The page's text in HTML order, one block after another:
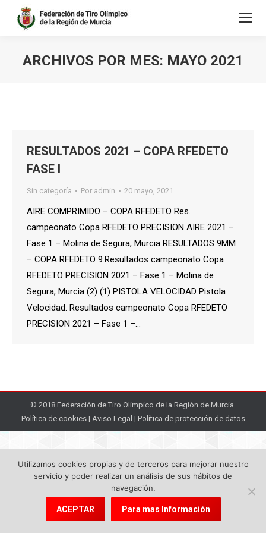
ARCHIVOS POR MES: MAYO 2021
RESULTADOS 2021 – COPA RFEDETO
FASE I
Sin categoría Por admin 20 mayo, 2021
AIRE COMPRIMIDO – COPA RFEDETO Res.
campeonato Copa RFEDETO PRECISION AIRE 2021 –
Fase 1 – Molina de Segura, Murcia RESULTADOS 9MM
– COPA RFEDETO 9.Resultados campeonato Copa
RFEDETO PRECISION 2021 – Fase 1 – Molina de
Segura, Murcia (2) (1) PISTOLA VELOCIDAD Pistola
Velocidad. Resultados campeonato Copa RFEDETO
PRECISION 2021 – Fase 1 –…
© 2018 Federación de Tiro Olímpico de la Región de Murcia.
Política de cookies| Aviso Legal | Política de protección de datos
Utilizamos cookies propias y de terceros para mejorar nuestro
servicio y poder realizar un análisis de sus hábitos de
navegación.
ACEPTAR Para mas Información